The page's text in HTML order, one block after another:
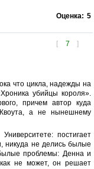
Оценка: 5
[ 7 ]
что цикла, надежды на
убийцы короля».
причем автор куда
а не нынешнему
постигает
никуда не делись былые
проблемы: Денна и
не может, он решает